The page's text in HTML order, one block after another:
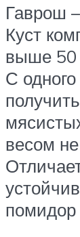
Гаврош
Куст
выше 50
С
весом
помидор